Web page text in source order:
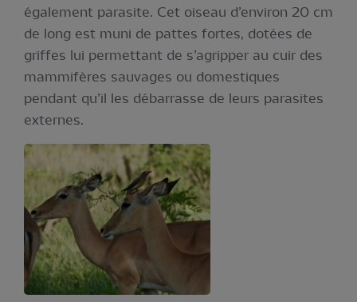
également parasite. Cet oiseau d’environ 20 cm
de long est muni de pattes fortes, dotées de
griffes lui permettant de s’agripper au cuir des
mammifères sauvages ou domestiques
pendant qu’il les débarrasse de leurs parasites
externes.